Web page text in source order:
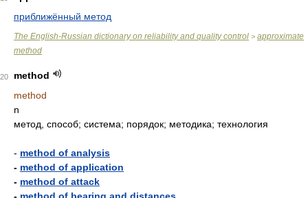
приближённый метод
The English-Russian dictionary on reliability and quality control > approximate
method
20
method
method
n
метод, способ; система; порядок; методика; технология
- method of analysis
- method of application
- method of attack